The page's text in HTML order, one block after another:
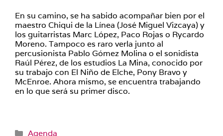
En su camino, se ha sabido acompañar bien por el
maestro Chiqui de la Línea (José Miguel Vizcaya) y
los guitarristas Marc López, Paco Rojas o Rycardo
Moreno. Tampoco es raro verla junto al
percusionista Pablo Gómez Molina o el sonidista
Raúl Pérez, de los estudios La Mina, conocido por
su trabajo con El Niño de Elche, Pony Bravo y
McEnroe. Ahora mismo, se encuentra trabajando
en lo que será su primer disco.
Categorías
Agenda